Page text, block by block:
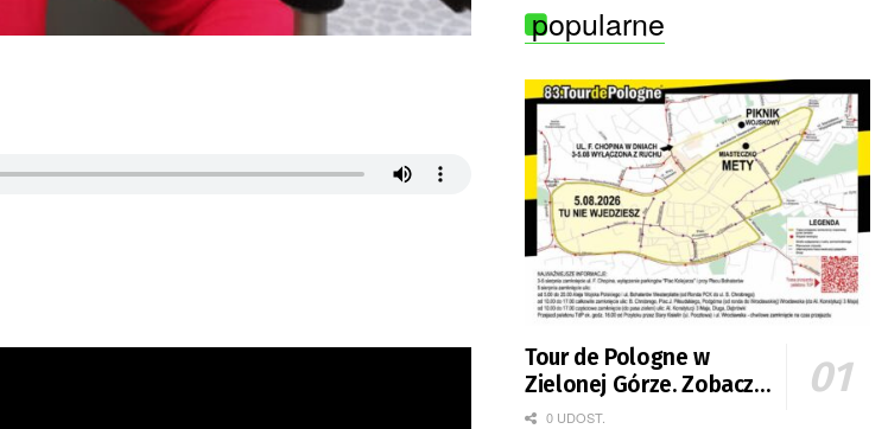
popularne
Tour de Pologne w
Zielonej Górze. Zobacz
zmiany w organizacji
0 UDOST.